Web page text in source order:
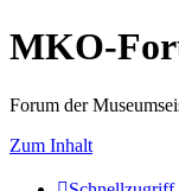
MKO-
Forum der
Zum Inhalt